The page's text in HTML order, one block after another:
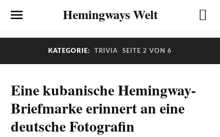
Hemingways Welt
KATEGORIE: TRIVIA SEITE 2 VON 6
Eine kubanische Hemingway-
Briefmarke erinnert an eine
deutsche Fotografin